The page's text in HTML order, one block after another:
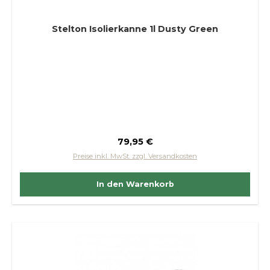
Stelton Isolierkanne 1l Dusty Green
Regulärer Preis:
79,95 €
Preise inkl. MwSt. zzgl. Versandkosten
In den Warenkorb